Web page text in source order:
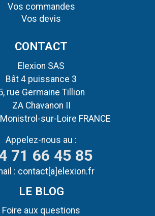
Vos commandes
Vos devis
CONTACT
Elexion SAS
Bât 4 puissance 3
rue Germaine Tillion
ZA Chavanon II
sur-Loire FRANCE
Appelez-nous au :
71 66 45 85
: contact[a]elexion.fr
LE BLOG
Foire aux questions